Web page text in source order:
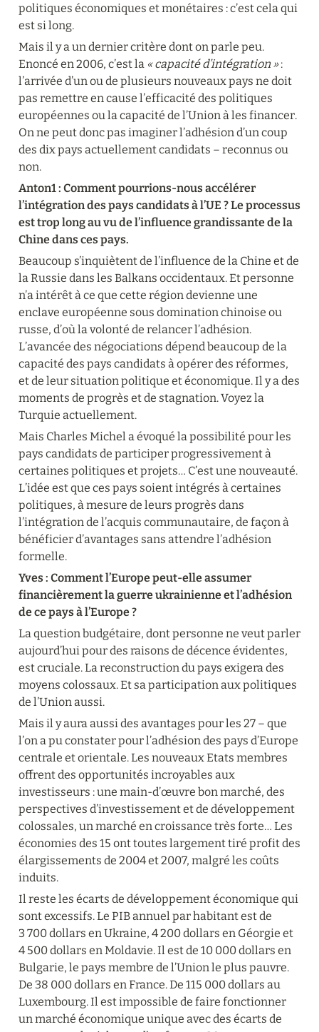
politiques économiques et monétaires : c’est cela qui
est si long.
Mais il y a un dernier critère dont on parle peu.
Enoncé en 2006, c’est la « capacité d’intégration » :
l’arrivée d’un ou de plusieurs nouveaux pays ne doit
pas remettre en cause l’efficacité des politiques
européennes ou la capacité de l’Union à les financer.
On ne peut donc pas imaginer l’adhésion d’un coup
des dix pays actuellement candidats – reconnus ou
non.
Anton1 : Comment pourrions-nous accélérer
l’intégration des pays candidats à l’UE ? Le processus
est trop long au vu de l’influence grandissante de la
Chine dans ces pays.
Beaucoup s’inquiètent de l’influence de la Chine et de
la Russie dans les Balkans occidentaux. Et personne
n’a intérêt à ce que cette région devienne une
enclave européenne sous domination chinoise ou
russe, d’où la volonté de relancer l’adhésion.
L’avancée des négociations dépend beaucoup de la
capacité des pays candidats à opérer des réformes,
et de leur situation politique et économique. Il y a des
moments de progrès et de stagnation. Voyez la
Turquie actuellement.
Mais Charles Michel a évoqué la possibilité pour les
pays candidats de participer progressivement à
certaines politiques et projets… C’est une nouveauté.
L’idée est que ces pays soient intégrés à certaines
politiques, à mesure de leurs progrès dans
l’intégration de l’acquis communautaire, de façon à
bénéficier d’avantages sans attendre l’adhésion
formelle.
Yves : Comment l’Europe peut-elle assumer
financièrement la guerre ukrainienne et l’adhésion
de ce pays à l’Europe ?
La question budgétaire, dont personne ne veut parler
aujourd’hui pour des raisons de décence évidentes,
est cruciale. La reconstruction du pays exigera des
moyens colossaux. Et sa participation aux politiques
de l’Union aussi.
Mais il y aura aussi des avantages pour les 27 – que
l’on a pu constater pour l’adhésion des pays d’Europe
centrale et orientale. Les nouveaux Etats membres
offrent des opportunités incroyables aux
investisseurs : une main-d’œuvre bon marché, des
perspectives d’investissement et de développement
colossales, un marché en croissance très forte… Les
économies des 15 ont toutes largement tiré profit des
élargissements de 2004 et 2007, malgré les coûts
induits.
Il reste les écarts de développement économique qui
sont excessifs. Le PIB annuel par habitant est de
3 700 dollars en Ukraine, 4 200 dollars en Géorgie et
4 500 dollars en Moldavie. Il est de 10 000 dollars en
Bulgarie, le pays membre de l’Union le plus pauvre.
De 38 000 dollars en France. De 115 000 dollars au
Luxembourg. Il est impossible de faire fonctionner
un marché économique unique avec des écarts de